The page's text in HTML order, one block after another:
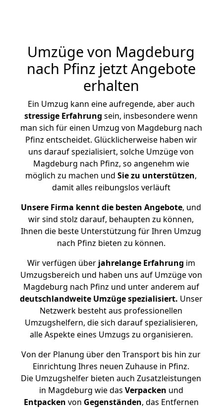
Umzüge von Magdeburg
nach Pfinz jetzt Angebote
erhalten
Ein Umzug kann eine aufregende, aber auch
stressige Erfahrung sein, insbesondere wenn
man sich für einen Umzug von Magdeburg nach
Pfinz entscheidet. Glücklicherweise haben wir
uns darauf spezialisiert, solche Umzüge von
Magdeburg nach Pfinz, so angenehm wie
möglich zu machen und Sie zu unterstützen,
damit alles reibungslos verläuft
Unsere Firma kennt die besten Angebote, und
wir sind stolz darauf, behaupten zu können,
Ihnen die beste Unterstützung für Ihren Umzug
nach Pfinz bieten zu können.
Wir verfügen überjahrelange Erfahrung im
Umzugsbereich und haben uns auf Umzüge von
Magdeburg nach Pfinz und unter anderem auf
deutschlandweite Umzüge spezialisiert. Unser
Netzwerk besteht aus professionellen
Umzugshelfern, die sich darauf spezialisieren,
alle Aspekte eines Umzugs zu organisieren.
Von der Planung über den Transport bis hin zur
Einrichtung Ihres neuen Zuhause in Pfinz.
Die Umzugshelfer bieten auch Zusatzleistungen
in Magdeburg wie das Verpacken und
Entpacken von Gegenständen, das Entfernen